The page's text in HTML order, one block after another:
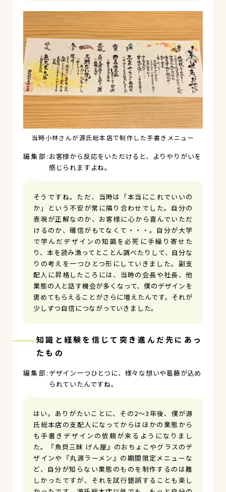
当時小林さんが源氏総本店で制作した手書きメニュー
お客様から反応をいただけると、よりやりがいを
感じられますよね。
そうですね。ただ、当時は「本当にこれでいいの
か」という不安が常に隣り合わせでした。自分の
表現が正解なのか、お客様に心から喜んでいただ
けるのか、確信がもてなくて・・・。自分が大学
で学んだデザインの知識を必死に手繰り寄せた
り、本を読み漁ってとことん調べたりして、自分な
りの考えを一つひとつ形にしていきました。副支
配人に昇格したころには、当時の会長や社長、他
業態の人と話す機会が多くなって、僕のデザインを
褒めてもらえることがさらに増えたんです。それが
少しずつ自信につながっていきました。
知識と経験を信じて突き進んだ先にあっ
たもの
デザイン一つひとつに、様々な想いや葛藤が込め
られていたんですね。
はい。ありがたいことに、その2～3年後、僕が源
氏総本店の支配人になってからはほかの業態から
も手書きデザインの依頼が来るようになりまし
た。『魚貝三昧 げん屋』のおちょこやグラスのデ
ザインや『丸源ラーメン』の期間限定メニューな
ど、自分が知らない業態のものを制作するのは難
しかったですが、それを試行錯誤することも楽し